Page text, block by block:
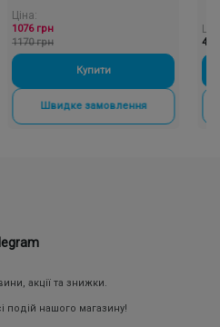
грн
грн
+
Купити
Швидке замовлення
Ціна:
405 грн
акції та знижки.
подій нашого магазину!